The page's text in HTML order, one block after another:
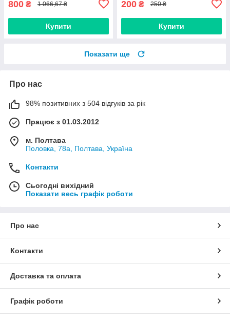
800 ₴ 1 066,67 ₴
Купити
200 ₴ 250 ₴
Купити
Показати ще
Про нас
98% позитивних з 504 відгуків за рік
Працює з 01.03.2012
м. Полтава
Половка, 78а, Полтава, Україна
Контакти
Сьогодні вихідний
Показати весь графік роботи
Про нас
Контакти
Доставка та оплата
Графік роботи